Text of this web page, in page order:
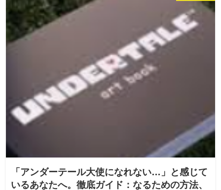
「アンダーテール大使になれない…」と感じて
いるあなたへ。徹底ガイド：なるための方法、